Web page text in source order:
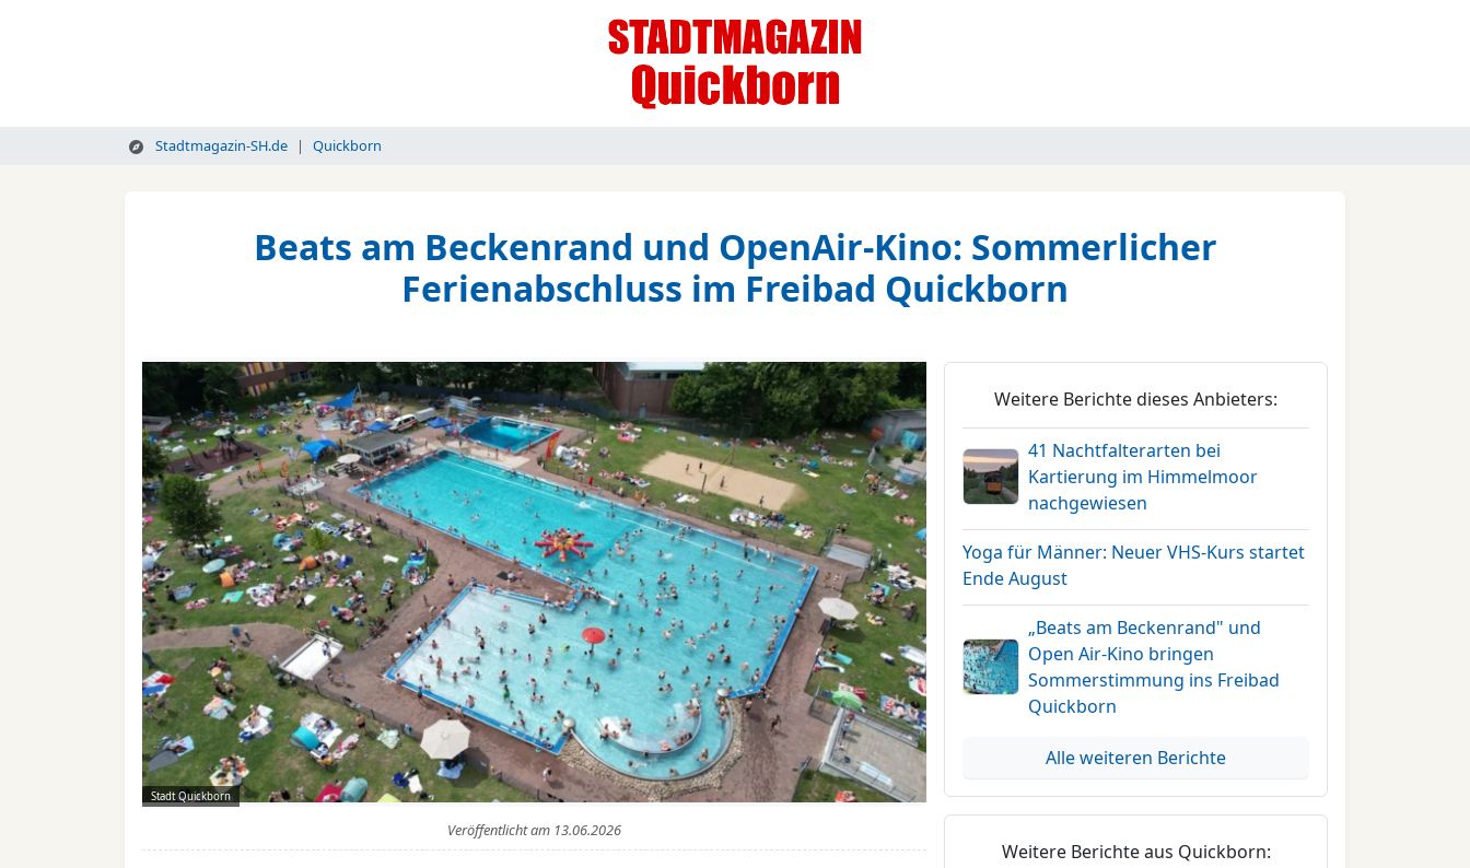
Stadtmagazin-SH.de Quickborn
Beats am Beckenrand und OpenAir-Kino: Sommerlicher
Ferienabschluss im Freibad Quickborn
Stadt Quickborn
Veröffentlicht am 13.06.2026
Weitere Berichte dieses Anbieters:
41 Nachtfalterarten bei
Kartierung im Himmelmoor
nachgewiesen
Yoga für Männer: Neuer VHS-Kurs startet
Ende August
„Beats am Beckenrand" und
Open Air-Kino bringen
Sommerstimmung ins Freibad
Quickborn
Alle weiteren Berichte
Weitere Berichte aus Quickborn: